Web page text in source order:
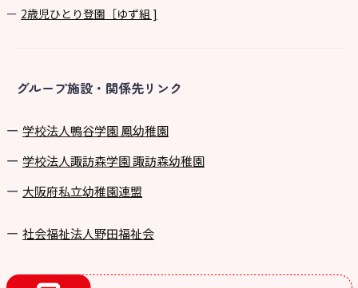
2歳児ひとり登園［ゆず組 ]
グループ施設・関係先リンク
学校法⼈鴨⾕学園 鳳幼稚園
学校法⼈諏訪森学園 諏訪森幼稚園
⼤阪府私⽴幼稚園連盟
社会福祉法人野田福祉会